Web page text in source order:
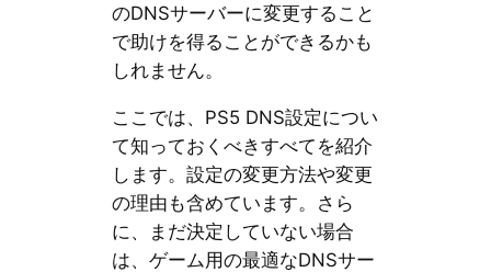
のDNSサーバーに変更すること
で助けを得ることができるかも
しれません。
ここでは、PS5 DNS設定につい
て知っておくべきすべてを紹介
します。設定の変更方法や変更
の理由も含めています。さら
に、まだ決定していない場合
は、ゲーム用の最適なDNSサー